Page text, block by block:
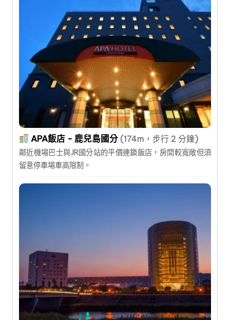
APA飯店 - 鹿兒島國分 (174m，步行 2 分鐘)
鄰近機場巴士與JR國分站的平價連鎖飯店，房間較寬敞但須
留意停車場車高限制。